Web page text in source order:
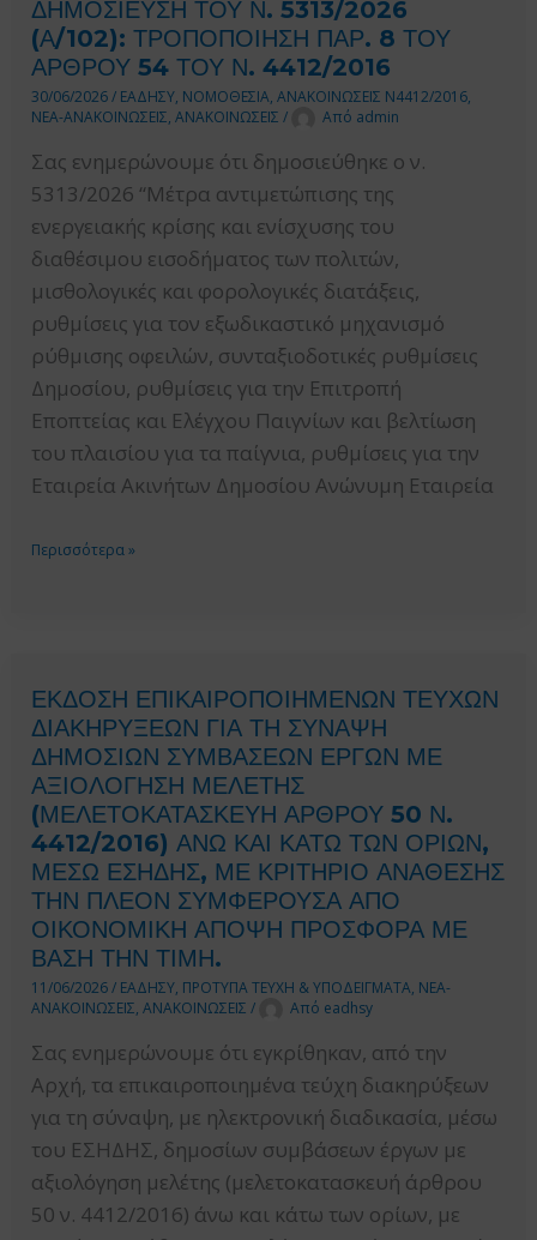
ΜΕΤΑΦΟΡΩΝ
_
ΠΡΟΘΕΣΜΙΩΝ
ΤΟΥ
ΝΟΜΟΘΕΤΙΚΟΥ
ΤΩΝ
ΜΗΤΡΩΩΝ
ΜΕΛΕΤΗΤΙΚΩΝ
ΕΠΙΧΕΙΡΗΣΕΩΝ
ΔΗΜΟΣΙΩΝ
ΚΑΙ
ΙΔΙΩΤΙΚΩΝ
ΕΡΓΩΝ
ΕΡΓΟΛΗΠΤΙΚΩΝ
ΔΗΜΟΣΙΕΥΣΗ ΤΟΥ Ν. 5313/2026
(Α/102): ΤΡΟΠΟΠΟΙΗΣΗ ΠΑΡ. 8 ΤΟΥ
ΑΡΘΡΟΥ 54 ΤΟΥ Ν. 4412/2016
30/06/2026/ ΕΑΔΗΣΥ, ΝΟΜΟΘΕΣΙΑ,ΑΝΑΚΟΙΝΩΣΕΙΣ Ν4412/2016,
ΝΕΑ-ΑΝΑΚΟΙΝΩΣΕΙΣ,ΑΝΑΚΟΙΝΩΣΕΙΣ / Από admin
Σας ενημερώνουμε ότι δημοσιεύθηκε ο ν.
5313/2026 “Μέτρα αντιμετώπισης της
ενεργειακής κρίσης και ενίσχυσης του
διαθέσιμου εισοδήματος των πολιτών,
μισθολογικές και φορολογικές διατάξεις,
ρυθμίσεις για τον εξωδικαστικό μηχανισμό
ρύθμισης οφειλών, συνταξιοδοτικές ρυθμίσεις
Δημοσίου, ρυθμίσεις για την Επιτροπή
Εποπτείας και Ελέγχου Παιγνίων και βελτίωση
του πλαισίου για τα παίγνια, ρυθμίσεις για την
Εταιρεία Ακινήτων Δημοσίου Ανώνυμη Εταιρεία
ΔΗΜΟΣΙΕΥΣΗ
ΤΡΟΠΟΠΟΙΗΣΗ
ΠΑΡ.
8
ΤΟΥ
ΑΡΘΡΟΥ
54
ΤΟΥ
Ν.
4412/2016
Περισσότερα »
ΕΚΔΟΣΗ ΕΠΙΚΑΙΡΟΠΟΙΗΜΕΝΩΝ ΤΕΥΧΩΝ
ΔΙΑΚΗΡΥΞΕΩΝ ΓΙΑ ΤΗ ΣΥΝΑΨΗ
ΔΗΜΟΣΙΩΝ ΣΥΜΒΑΣΕΩΝ ΕΡΓΩΝ ΜΕ
ΑΞΙΟΛΟΓΗΣΗ ΜΕΛΕΤΗΣ
(ΜΕΛΕΤΟΚΑΤΑΣΚΕΥΗ ΑΡΘΡΟΥ 50 Ν.
4412/2016) ΑΝΩ ΚΑΙ ΚΑΤΩ ΤΩΝ ΟΡΙΩΝ,
ΜΕΣΩ ΕΣΗΔΗΣ, ΜΕ ΚΡΙΤΗΡΙΟ ΑΝΑΘΕΣΗΣ
ΤΗΝ ΠΛΕΟΝ ΣΥΜΦΕΡΟΥΣΑ ΑΠΟ
ΟΙΚΟΝΟΜΙΚΗ ΑΠΟΨΗ ΠΡΟΣΦΟΡΑ ΜΕ
ΒΑΣΗ ΤΗΝ ΤΙΜΗ.
11/06/2026/ ΕΑΔΗΣΥ, ΠΡΟΤΥΠΑ ΤΕΥΧΗ & ΥΠΟΔΕΙΓΜΑΤΑ, ΝΕΑ-
ΑΝΑΚΟΙΝΩΣΕΙΣ,ΑΝΑΚΟΙΝΩΣΕΙΣ / Από eadhsy
Σας ενημερώνουμε ότι εγκρίθηκαν, από την
Αρχή, τα επικαιροποιημένα τεύχη διακηρύξεων
για τη σύναψη, με ηλεκτρονική διαδικασία, μέσω
του ΕΣΗΔΗΣ, δημοσίων συμβάσεων έργων με
αξιολόγηση μελέτης (μελετοκατασκευή άρθρου
50 ν. 4412/2016) άνω και κάτω των ορίων, με